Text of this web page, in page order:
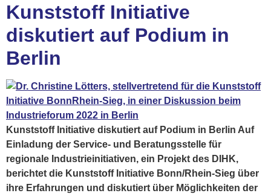
Kunststoff Initiative
diskutiert auf Podium in
Berlin
Kunststoff Initiative diskutiert auf Podium in Berlin Auf
Einladung der Service- und Beratungsstelle für
regionale Industrieinitiativen, ein Projekt des DIHK,
berichtet die Kunststoff Initiative Bonn/Rhein-Sieg über
ihre Erfahrungen und diskutiert über Möglichkeiten der